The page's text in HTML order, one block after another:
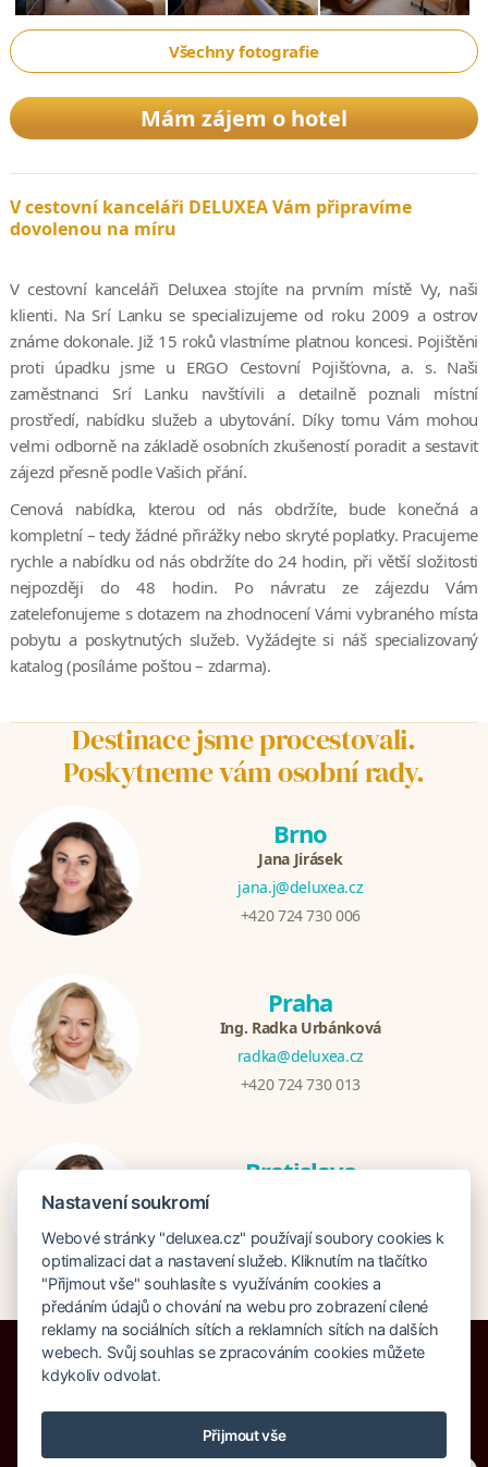
Všechny fotografie
Mám zájem o hotel
V cestovní kanceláři DELUXEA Vám připravíme
dovolenou na míru
V cestovní kanceláři Deluxea stojíte na prvním místě Vy, naši
klienti. Na Srí Lanku se specializujeme od roku 2009 a ostrov
známe dokonale. Již 15 roků vlastníme platnou koncesi. Pojištěni
proti úpadku jsme u ERGO Cestovní Pojišťovna, a. s. Naši
zaměstnanci Srí Lanku navštívili a detailně poznali místní
prostředí, nabídku služeb a ubytování. Díky tomu Vám mohou
velmi odborně na základě osobních zkušeností poradit a sestavit
zájezd přesně podle Vašich přání.
Cenová nabídka, kterou od nás obdržíte, bude konečná a
kompletní – tedy žádné přirážky nebo skryté poplatky. Pracujeme
rychle a nabídku od nás obdržíte do 24 hodin, při větší složitosti
nejpozději do 48 hodin. Po návratu ze zájezdu Vám
zatelefonujeme s dotazem na zhodnocení Vámi vybraného místa
pobytu a poskytnutých služeb. Vyžádejte si náš specializovaný
katalog (posíláme poštou – zdarma).
Destinace jsme procestovali.
Poskytneme vám osobní rady.
Brno
Jana Jirásek
jana.j@deluxea.cz
+420 724 730 006
Praha
Ing. Radka Urbánková
radka@deluxea.cz
+420 724 730 013
Bratislava
+421 948 759 074
Pojištění proti úpadku 125 000 000 Kč
Nastavení soukromí
Webové stránky "deluxea.cz" používají soubory cookies k
optimalizaci dat a nastavení služeb. Kliknutím na tlačítko
"Přijmout vše" souhlasíte s využíváním cookies a
předáním údajů o chování na webu pro zobrazení cílené
reklamy na sociálních sítích a reklamních sítích na dalších
webech. Svůj souhlas se zpracováním cookies můžete
kdykoliv odvolat.
Přijmout vše